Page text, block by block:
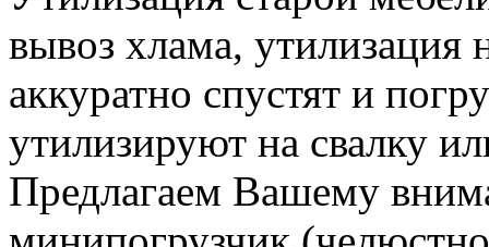
вывоз хлама,
аккуратно спустят и
утилизируют на свалку
Предлагаем Вашему